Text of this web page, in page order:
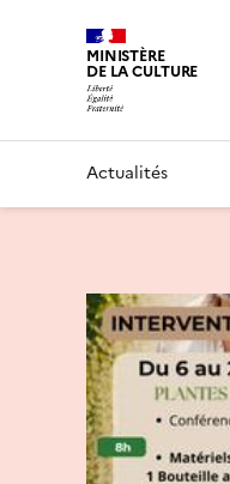
MINISTÈRE
DE LA CULTURE
Actualités